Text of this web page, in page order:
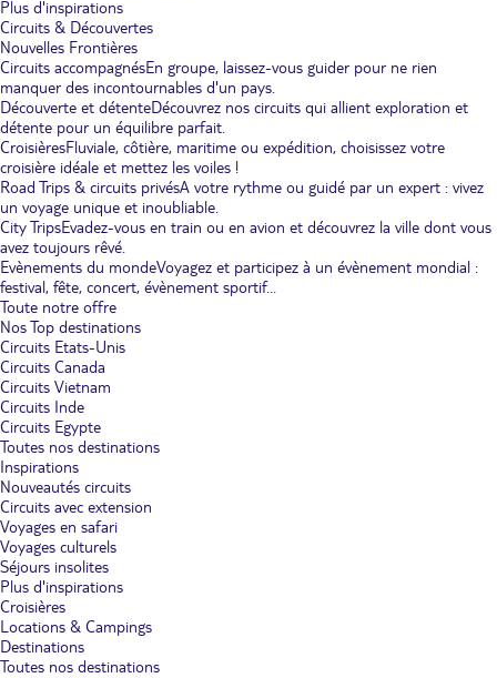
Plus d'inspirations
Circuits & Découvertes
Nouvelles Frontières
Circuits accompagnésEn groupe, laissez-vous guider pour ne rien
manquer des incontournables d'un pays.
Découverte et détenteDécouvrez nos circuits qui allient exploration et
détente pour un équilibre parfait.
CroisièresFluviale, côtière, maritime ou expédition, choisissez votre
croisière idéale et mettez les voiles !
Road Trips & circuits privésA votre rythme ou guidé par un expert : vivez
un voyage unique et inoubliable.
City TripsEvadez-vous en train ou en avion et découvrez la ville dont vous
avez toujours rêvé.
Evènements du mondeVoyagez et participez à un évènement mondial :
festival, fête, concert, évènement sportif...
Toute notre offre
Nos Top destinations
Circuits Etats-Unis
Circuits Canada
Circuits Vietnam
Circuits Inde
Circuits Egypte
Toutes nos destinations
Inspirations
Nouveautés circuits
Circuits avec extension
Voyages en safari
Voyages culturels
Séjours insolites
Plus d'inspirations
Croisières
Locations & Campings
Destinations
Toutes nos destinations